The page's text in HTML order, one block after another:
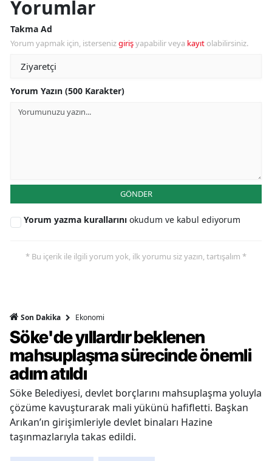
Yorumlar
Takma Ad
Yorum yapmak için, istersenizgirişyapabilir veya kayıt olabilirsiniz.
Yorum Yazın (500 Karakter)
GÖNDER
Yorum yazma kurallarını okudum ve kabul ediyorum
* Bu içerik ile ilgili yorum yok, ilk yorumu siz yazın, tartışalım *
Son Dakika Ekonomi
Söke'de yıllardır beklenen
mahsuplaşma sürecinde önemli
adım atıldı
Söke Belediyesi, devlet borçlarını mahsuplaşma yoluyla
çözüme kavuşturarak mali yükünü hafifletti. Başkan
Arıkan’ın girişimleriyle devlet binaları Hazine
taşınmazlarıyla takas edildi.